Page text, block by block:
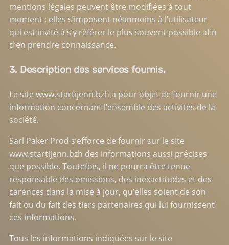
mentions légales peuvent être modifiées à tout
moment : elles s’imposent néanmoins à l’utilisateur
qui est invité à s’y référer le plus souvent possible afin
d’en prendre connaissance.
3. Description des services fournis.
Le site www.startijenn.bzh a pour objet de fournir une
information concernant l’ensemble des activités de la
société.
Sarl Paker Prod s’efforce de fournir sur le site
www.startijenn.bzh des informations aussi précises
que possible. Toutefois, il ne pourra être tenue
responsable des omissions, des inexactitudes et des
carences dans la mise à jour, qu’elles soient de son
fait ou du fait des tiers partenaires qui lui fournissent
ces informations.
Tous les informations indiquées sur le site